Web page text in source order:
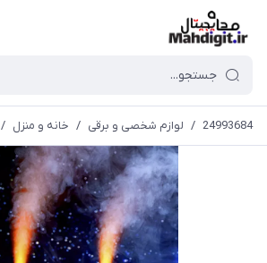
24993684
/ لوازم شخصی و برقی / خانه و منزل /